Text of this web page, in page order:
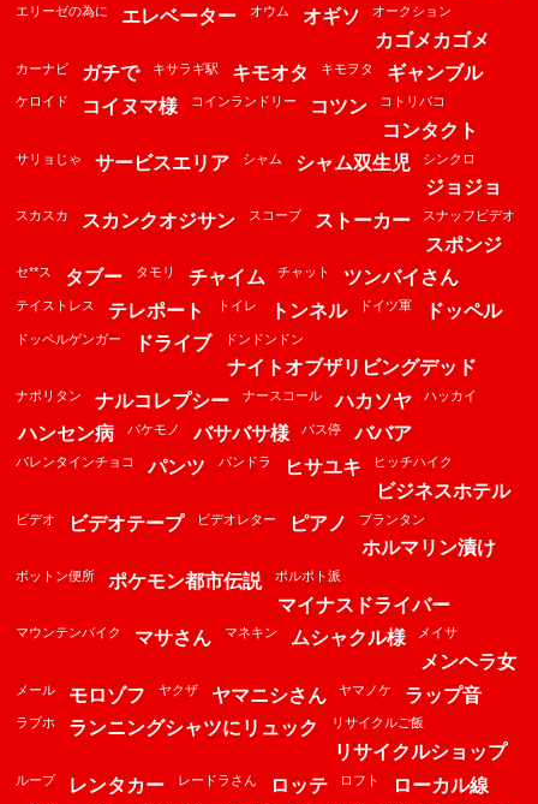
エリーゼの為に エレベーター オウム オギソ オークション
カゴメカゴメ
カーナビ ガチで キサラギ駅 キモオタ キモヲタ ギャンブル
ケロイド コイヌマ様 コインランドリー コツン コトリバコ
コンタクト
サリョじゃ サービスエリア シャム シャム双生児 シンクロ
ジョジョ
スカスカ スカンクオジサン スコープ ストーカー スナッフビデオ
スポンジ
セ**ス タブー タモリ チャイム チャット ツンバイさん
テイストレス テレポート トイレ トンネル ドイツ軍 ドッペル
ドッペルゲンガー ドライブ ドンドンドン
ナイトオブザリビングデッド
ナポリタン ナルコレプシー ナースコール ハカソヤ ハッカイ
ハンセン病 バケモノ バサバサ様 バス停 ババア
バレンタインチョコ パンツ パンドラ ヒサユキ ヒッチハイク
ビジネスホテル
ビデオ ビデオテープ ビデオレター ピアノ プランタン
ホルマリン漬け
ボットン便所 ポケモン都市伝説 ポルポト派
マイナスドライバー
マウンテンバイク マサさん マネキン ムシャクル様 メイサ
メンヘラ女
メール モロゾフ ヤクザ ヤマニシさん ヤマノケ ラップ音
ラブホ ランニングシャツにリュック リサイクルご飯
リサイクルショップ
ループ レンタカー レードラさん ロッテ ロフト ローカル線